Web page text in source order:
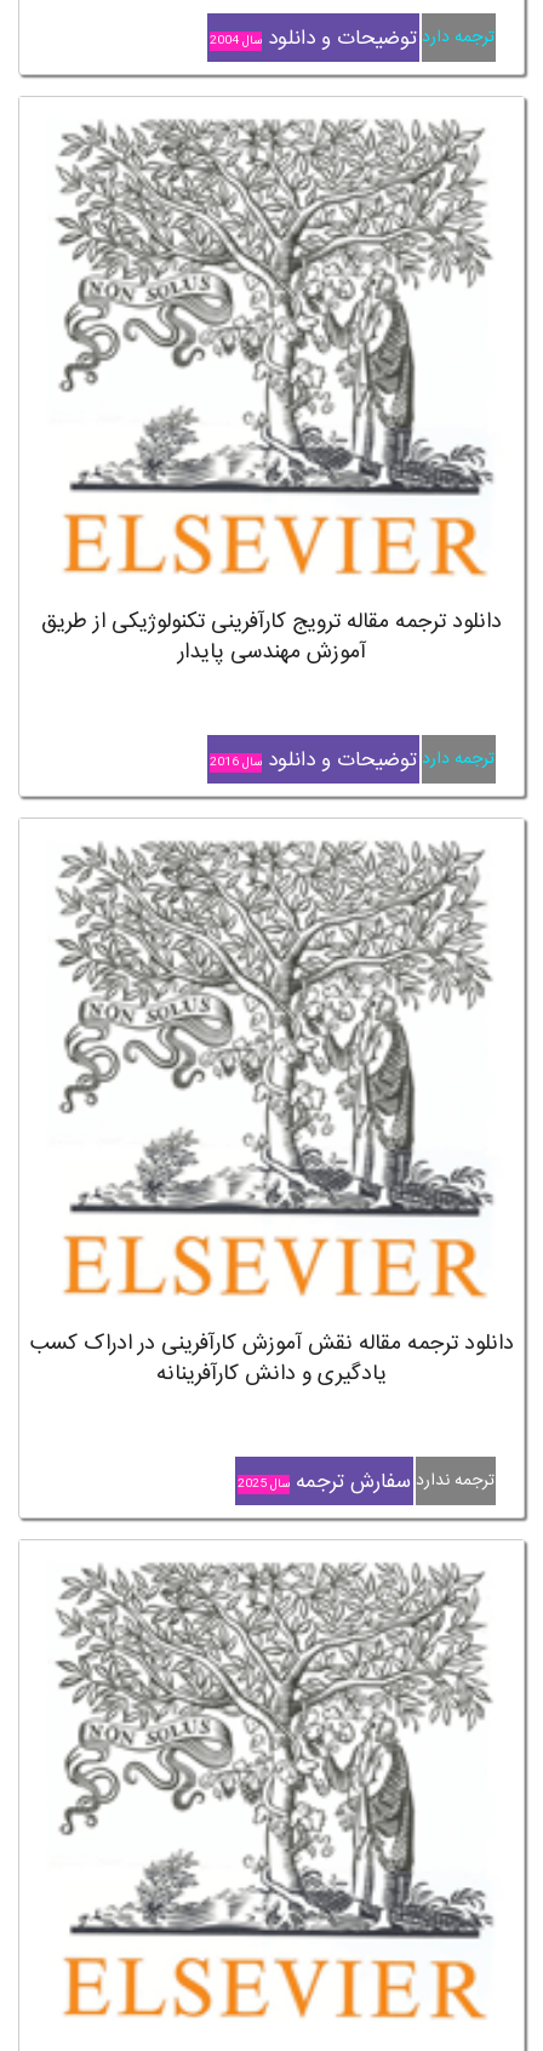
ترجمه دارد توضیحات و دانلود سال 2004
دانلود ترجمه مقاله ترویج کارآفرینی تکنولوژیکی از طریق
آموزش مهندسی پایدار
ترجمه دارد توضیحات و دانلود سال 2016
دانلود ترجمه مقاله نقش آموزش کارآفرینی در ادراک کسب
یادگیری و دانش کارآفرینانه
ترجمه ندارد سفارش ترجمه سال 2025